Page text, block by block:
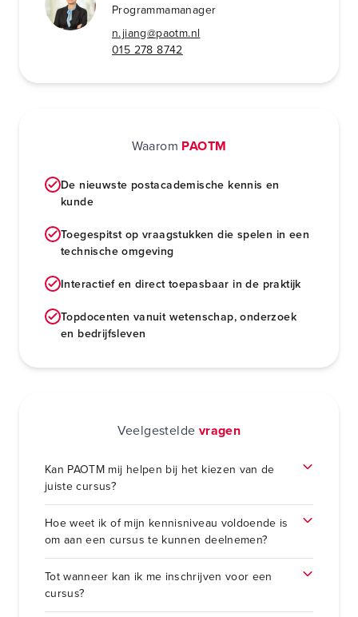
Programmamanager
n.jiang@paotm.nl
015 278 8742
Waarom PAOTM
De nieuwste postacademische kennis en
kunde
Toegespitst op vraagstukken die spelen in een
technische omgeving
Interactief en direct toepasbaar in de praktijk
Topdocenten vanuit wetenschap, onderzoek
en bedrijfsleven
Veelgestelde vragen
Kan PAOTM mij helpen bij het kiezen van de
juiste cursus?
Hoe weet ik of mijn kennisniveau voldoende is
om aan een cursus te kunnen deelnemen?
Tot wanneer kan ik me inschrijven voor een
cursus?